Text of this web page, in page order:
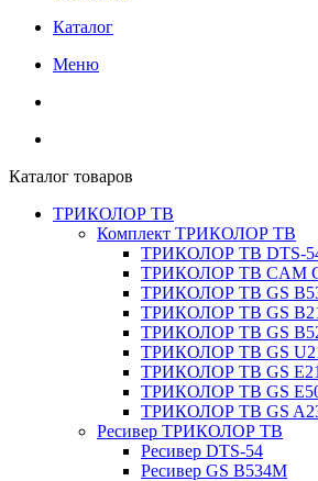
Каталог
Меню
Каталог товаров
ТРИКОЛОР ТВ
Комплект ТРИКОЛОР ТВ
ТРИКОЛОР ТВ DTS-
ТРИКОЛОР ТВ CAM
ТРИКОЛОР ТВ GS
ТРИКОЛОР ТВ GS
ТРИКОЛОР ТВ GS
ТРИКОЛОР ТВ GS
ТРИКОЛОР ТВ GS
ТРИКОЛОР ТВ GS
ТРИКОЛОР ТВ GS
Ресивер ТРИКОЛОР ТВ
Ресивер DTS-54
Ресивер GS B534M